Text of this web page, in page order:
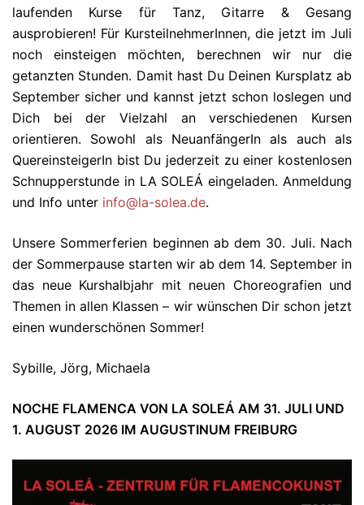
laufenden Kurse für Tanz, Gitarre & Gesang
ausprobieren! Für KursteilnehmerInnen, die jetzt im Juli
noch einsteigen möchten, berechnen wir nur die
getanzten Stunden. Damit hast Du Deinen Kursplatz ab
September sicher und kannst jetzt schon loslegen und
Dich bei der Vielzahl an verschiedenen Kursen
orientieren. Sowohl als NeuanfängerIn als auch als
QuereinsteigerIn bist Du jederzeit zu einer kostenlosen
Schnupperstunde in LA SOLEÁ eingeladen. Anmeldung
und Info unter info@la-solea.de.
Unsere Sommerferien beginnen ab dem 30. Juli. Nach
der Sommerpause starten wir ab dem 14. September in
das neue Kurshalbjahr mit neuen Choreografien und
Themen in allen Klassen – wir wünschen Dir schon jetzt
einen wunderschönen Sommer!
Sybille, Jörg, Michaela
NOCHE FLAMENCA VON LA SOLEÁ AM 31. JULI UND
1. AUGUST 2026 IM AUGUSTINUM FREIBURG